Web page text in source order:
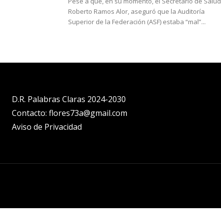
Roberto Ramos Alor, aseguró que la Auditoría
Superior de la Federación (ASF) estaba “mal”...
D.R. Palabras Claras 2024-2030
Contacto: flores73a@gmail.com
Aviso de Privacidad